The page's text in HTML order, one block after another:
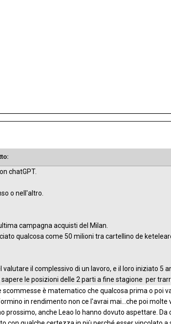
chatGPT.
o nell'altro.
campagna acquisti del Milan.
qualcosa come 50 milioni tra cartellino de
valutare il complessivo di un lavoro, e il loro iniziato 5
le posizioni delle 2 parti a fine stagione per
è matematico che qualcosa prima o poi
in rendimento non ce l'avrai mai...che poi molte
prossimo, anche Leao lo hanno dovuto aspettare.